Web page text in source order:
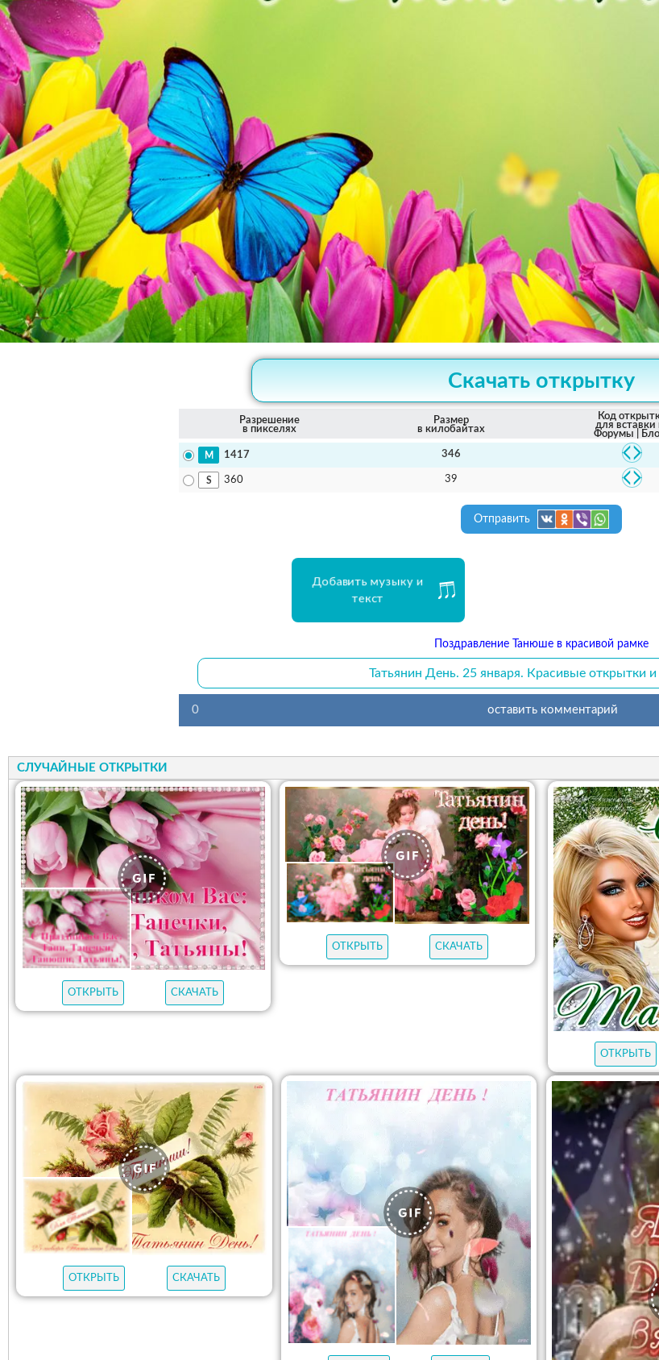
Скачать открытку
Разрешение
в пикселях
Размер
в килобайтах
Код
для вставки
Форумы |
1417 346
360 39
Отправить
Добавить музыку и
текст
Поздравление Танюше в красивой рамке
Татьянин День. 25 января. Красивые открытки и
0 оставить комментарий
СЛУЧАЙНЫЕ ОТКРЫТКИ
ОТКРЫТЬ СКАЧАТЬ
ОТКРЫТЬ СКАЧАТЬ
ОТКРЫТЬ
ОТКРЫТЬ СКАЧАТЬ